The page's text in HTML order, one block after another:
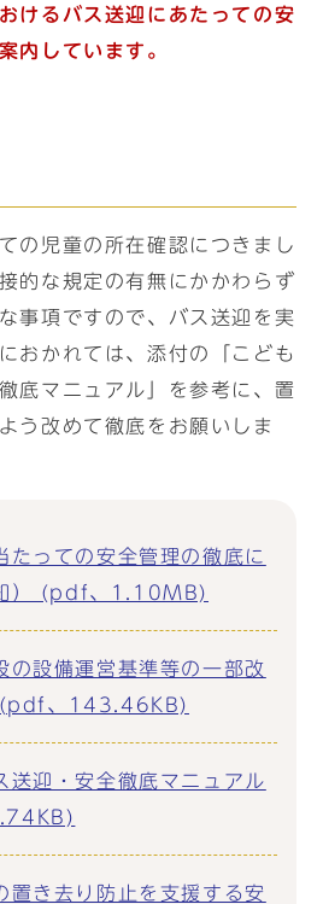
けるバス送迎にあたっての安
内しています。
の児童の所在確認につきまし
的な規定の有無にかかわらず
事項ですので、バス送迎を実
おかれては、添付の「こども
底マニュアル」を参考に、置
う改めて徹底をお願いしま
たっての安全管理の徹底に
） (pdf、1.10MB)
の設備運営基準等の一部改
(pdf、143.46KB)
送迎・安全徹底マニュアル
置き去り防止を支援する安